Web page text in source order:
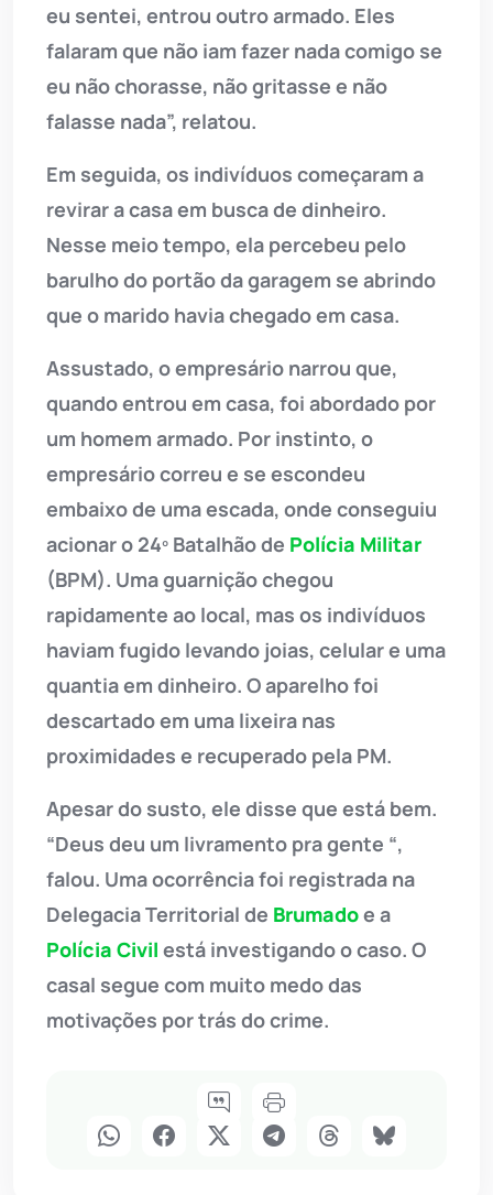
eu sentei, entrou outro armado. Eles
falaram que não iam fazer nada comigo se
eu não chorasse, não gritasse e não
falasse nada”, relatou.
Em seguida, os indivíduos começaram a
revirar a casa em busca de dinheiro.
Nesse meio tempo, ela percebeu pelo
barulho do portão da garagem se abrindo
que o marido havia chegado em casa.
Assustado, o empresário narrou que,
quando entrou em casa, foi abordado por
um homem armado. Por instinto, o
empresário correu e se escondeu
embaixo de uma escada, onde conseguiu
acionar o 24º Batalhão de Polícia Militar
(BPM). Uma guarnição chegou
rapidamente ao local, mas os indivíduos
haviam fugido levando joias, celular e uma
quantia em dinheiro. O aparelho foi
descartado em uma lixeira nas
proximidades e recuperado pela PM.
Apesar do susto, ele disse que está bem.
“Deus deu um livramento pra gente “,
falou. Uma ocorrência foi registrada na
Delegacia Territorial de Brumadoe a
Polícia Civil está investigando o caso. O
casal segue com muito medo das
motivações por trás do crime.